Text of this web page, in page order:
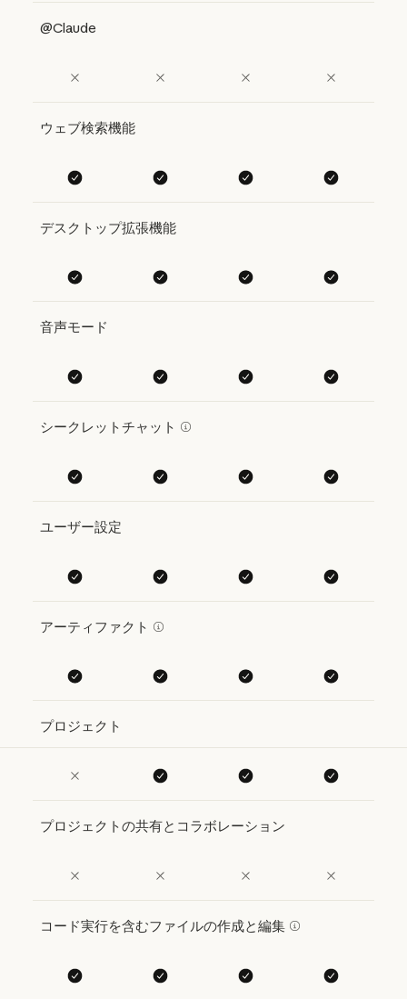
@Claude
ウェブ検索機能
デスクトップ拡張機能
音声モード
シークレットチャット
ユーザー設定
アーティファクト
プロジェクト
プロジェクトの共有とコラボレーション
コード実行を含むファイルの作成と編集